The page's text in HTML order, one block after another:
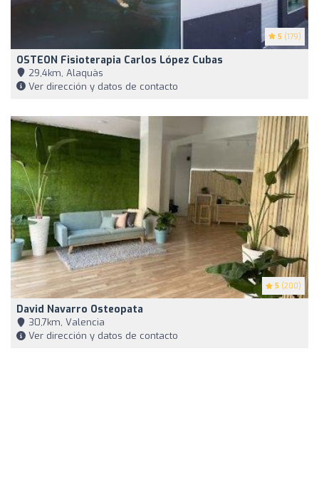
5 (179)
OSTEON Fisioterapia Carlos López Cubas
29,4km, Alaquàs
Ver dirección y datos de contacto
5 (200)
David Navarro Osteopata
30,7km, Valencia
Ver dirección y datos de contacto